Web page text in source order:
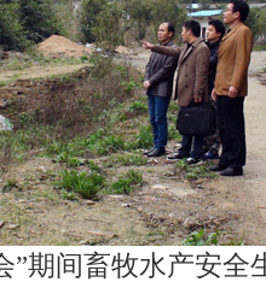
期间畜牧水产安全